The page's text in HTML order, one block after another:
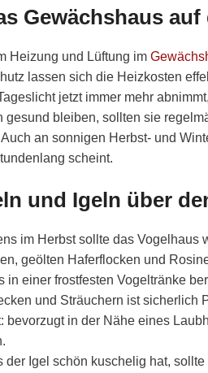
Gewächshaus
Heizung und Lüftung im
lassen sich die Heizkosten
jetzt immer mehr
gesund bleiben, sollten sie
an sonnigen Herbst- und
scheint.
und Igeln über
im Herbst sollte das Vogelhaus
geölten Haferflocken und
in einer frostfesten Vogeltränke
und Sträuchern ist sicherlich
bevorzugt in der Nähe eines
der Igel schön kuschelig hat,